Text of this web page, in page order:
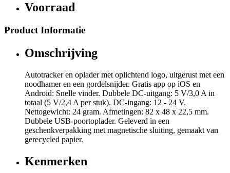
Voorraad
Product Informatie
Omschrijving
Autotracker en oplader met oplichtend logo, uitgerust met een
noodhamer en een gordelsnijder. Gratis app op iOS en
Android: Snelle vinder. Dubbele DC-uitgang: 5 V/3,0 A in
totaal (5 V/2,4 A per stuk). DC-ingang: 12 - 24 V.
Nettogewicht: 24 gram. Afmetingen: 82 x 48 x 22,5 mm.
Dubbele USB-poortoplader. Geleverd in een
geschenkverpakking met magnetische sluiting, gemaakt van
gerecycled papier.
Kenmerken